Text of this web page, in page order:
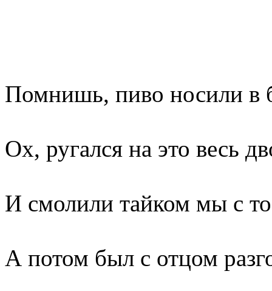
Помнишь, пиво носили в
Ох, ругался на это весь
И смолили тайком мы с
А потом был с отцом